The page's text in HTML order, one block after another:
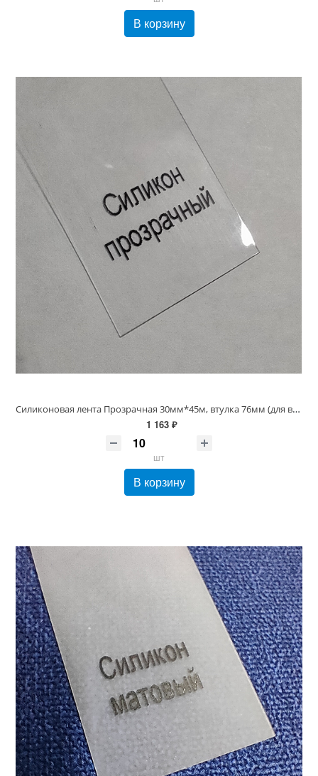
В корзину
Силиконовая лента Прозрачная 30мм*45м, втулка 76мм (для вшивных ярлыков
1 163 ₽
шт
В корзину